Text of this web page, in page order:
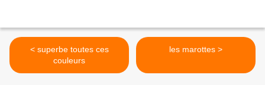
< superbe toutes ces
couleurs
les marottes >